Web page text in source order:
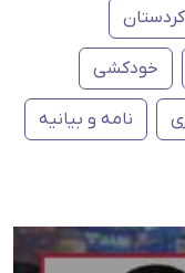
کردستان
خودکشی
نامه و بیانیه